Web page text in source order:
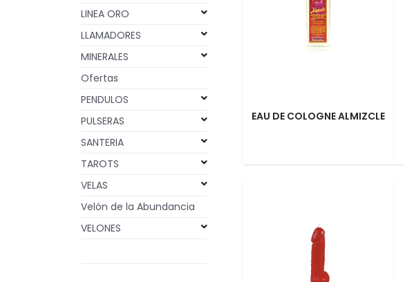
LINEA ORO
LLAMADORES
MINERALES
Ofertas
PENDULOS
PULSERAS
SANTERIA
TAROTS
VELAS
Velón de la Abundancia
VELONES
EAU DE COLOGNE ALMIZCLE